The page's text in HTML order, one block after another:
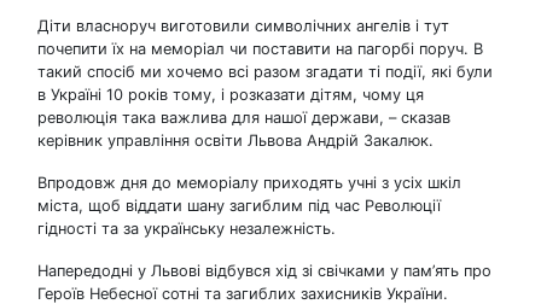
Діти власноруч виготовили символічних ангелів і тут
почепити їх на меморіал чи поставити на пагорбі поруч. В
такий спосіб ми хочемо всі разом згадати ті події, які були
в Україні 10 років тому, і розказати дітям, чому ця
революція така важлива для нашої держави, – сказав
керівник управління освіти Львова Андрій Закалюк.
Впродовж дня до меморіалу приходять учні з усіх шкіл
міста, щоб віддати шану загиблим під час Революції
гідності та за українську незалежність.
Напередодні у Львові відбувся хід зі свічками у пам’ять про
Героїв Небесної сотні та загиблих захисників України.